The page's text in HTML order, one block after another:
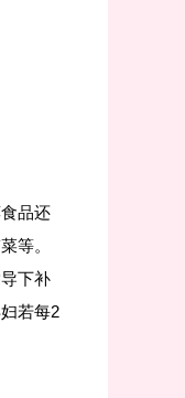
品还
等。
下补
若每2